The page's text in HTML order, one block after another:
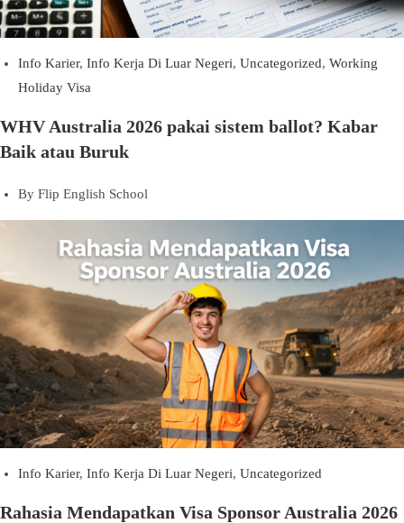
Info Karier, Info Kerja Di Luar Negeri, Uncategorized, Working
Holiday Visa
WHV Australia 2026 pakai sistem ballot? Kabar
Baik atau Buruk
By Flip English School
Info Karier, Info Kerja Di Luar Negeri, Uncategorized
Rahasia Mendapatkan Visa Sponsor Australia 2026